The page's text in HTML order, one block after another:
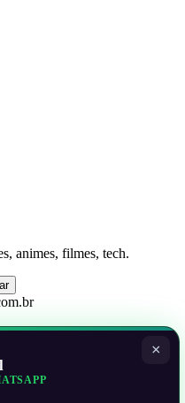
animes, filmes, tech.
×